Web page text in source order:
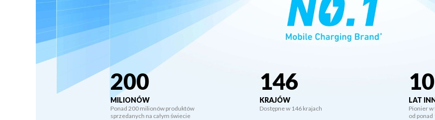
200
MILIONÓW
Ponad 200 milionów produktów
sprzedanych na całym świecie
146
KRAJÓW
Dostępne w 146 krajach
10
LAT
Pionier w
od ponad